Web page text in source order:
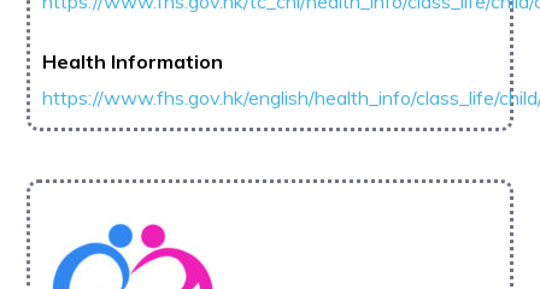
Health Information
https://www.fhs.gov.hk/english/health_info/class_life/